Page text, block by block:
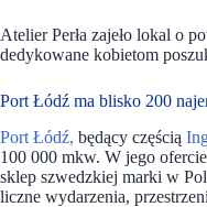
Atelier Perła zajeło lokal o
dedykowane kobietom
Port Łódź ma blisko 200
Port Łódź, będący częścią
100 000 mkw. W jego
sklep szwedzkiej marki w
liczne wydarzenia,